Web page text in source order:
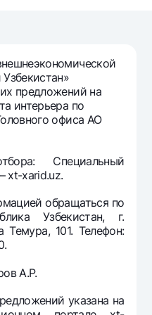
Milliy
предложений на
интерьера по
офиса АО
Специальный
xt-xarid.uz.
обращаться по
Узбекистан, г.
Темура, 101. Телефон:
А.Р.
указана на